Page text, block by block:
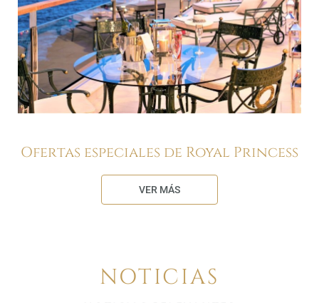
Ofertas especiales de Royal Princess
VER MÁS
NOTICIAS